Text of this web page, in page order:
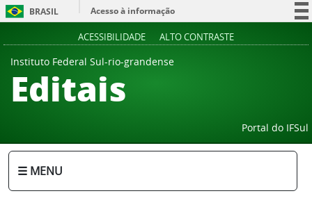
BRASIL
Acesso à informação
ACESSIBILIDADE ALTO CONTRASTE
Instituto Federal Sul-rio-grandense
Editais
Portal do IFSul
☰ MENU